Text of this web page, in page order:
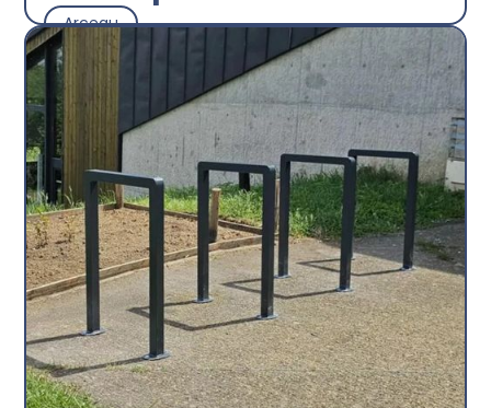
Arceau
Abri plus
Découvrir